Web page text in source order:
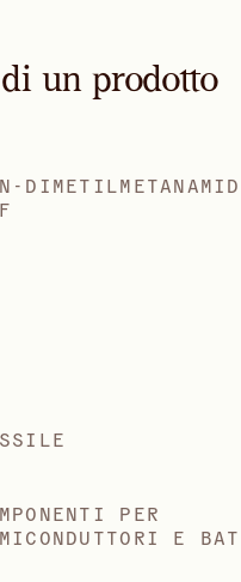
un prodotto
PER
E